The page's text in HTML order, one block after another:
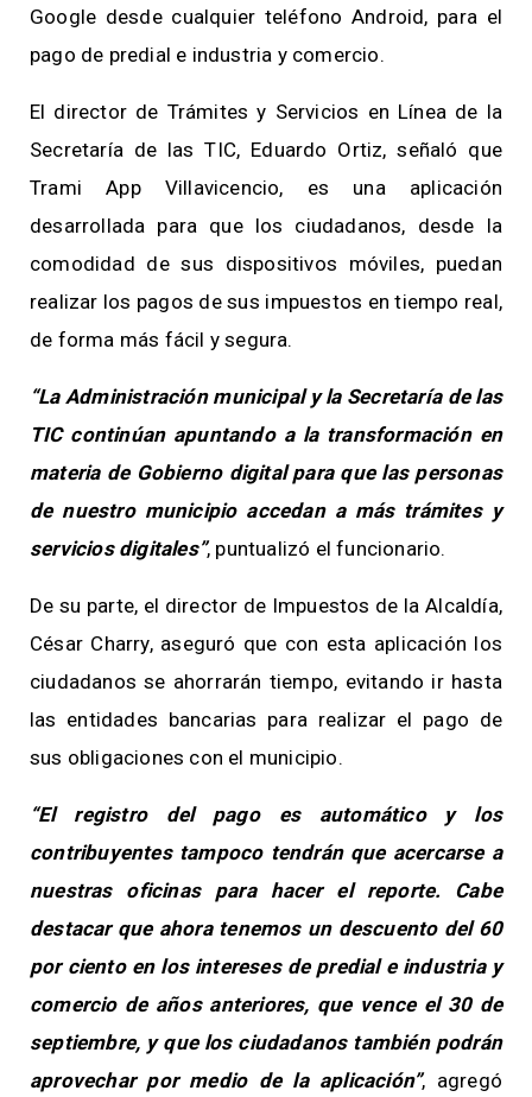
Google desde cualquier teléfono Android, para el
pago de predial e industria y comercio.
El director de Trámites y Servicios en Línea de la
Secretaría de las TIC, Eduardo Ortiz, señaló que
Trami App Villavicencio, es una aplicación
desarrollada para que los ciudadanos, desde la
comodidad de sus dispositivos móviles, puedan
realizar los pagos de sus impuestos en tiempo real,
de forma más fácil y segura.
“La Administración municipal y la Secretaría de las
TIC continúan apuntando a la transformación en
materia de Gobierno digital para que las personas
de nuestro municipio accedan a más trámites y
servicios digitales”, puntualizó el funcionario.
De su parte, el director de Impuestos de la Alcaldía,
César Charry, aseguró que con esta aplicación los
ciudadanos se ahorrarán tiempo, evitando ir hasta
las entidades bancarias para realizar el pago de
sus obligaciones con el municipio.
“El registro del pago es automático y los
contribuyentes tampoco tendrán que acercarse a
nuestras oficinas para hacer el reporte. Cabe
destacar que ahora tenemos un descuento del 60
por ciento en los intereses de predial e industria y
comercio de años anteriores, que vence el 30 de
septiembre, y que los ciudadanos también podrán
aprovechar por medio de la aplicación”, agregó